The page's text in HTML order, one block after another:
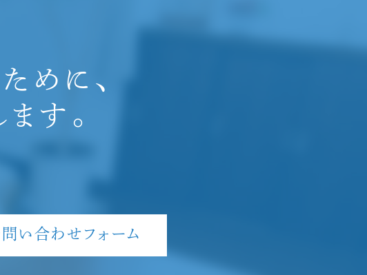
めに、
す。
い合わせフォーム